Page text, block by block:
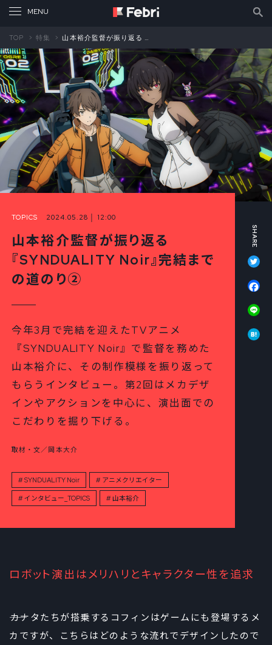
TOP 特集 山本裕介監督が振り返る 『SYNDUALITY Noir』完結までの道のり②
TOPICS 2024.05.28 │ 12:00
山本裕介監督が振り返る
『SYNDUALITY Noir』完結まで
の道のり②
今年3月で完結を迎えたTVアニメ
『SYNDUALITY Noir』で監督を務めた
山本裕介に、その制作模様を振り返って
もらうインタビュー。第2回はメカデザ
インやアクションを中心に、演出面での
こだわりを掘り下げる。
取材・文／岡本大介
SYNDUALITY Noir アニメクリエイター
インタビュー_TOPICS 山本裕介
ロボット演出はメリハリとキャラクター性を追求
――カナタたちが搭乗するコフィンはゲームにも登場するメ
カですが、こちらはどのような流れでデザインしたので